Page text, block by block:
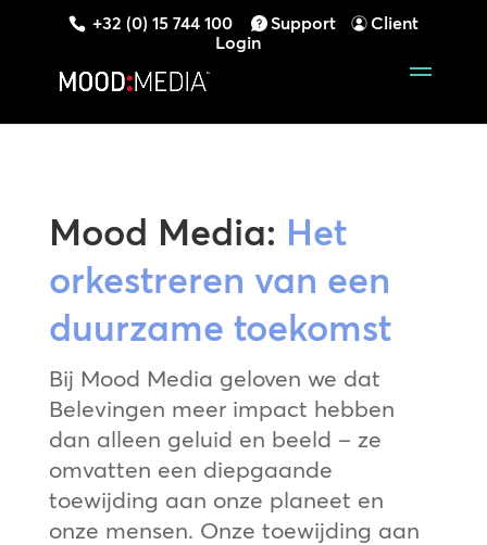
+32 (0) 15 744 100 Support
Client
Login
Mood Media: Het
orkestreren van een
duurzame toekomst
Bij Mood Media geloven we dat
Belevingen meer impact hebben
dan alleen geluid en beeld – ze
omvatten een diepgaande
toewijding aan onze planeet en
onze mensen. Onze toewijding aan